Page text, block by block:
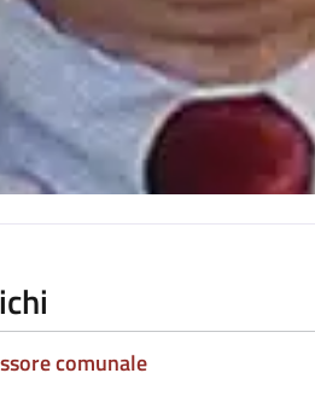
comunale